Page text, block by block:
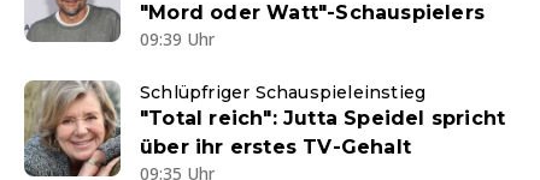
"Mord oder Watt"-Schauspielers
09:39 Uhr
Schlüpfriger Schauspieleinstieg
"Total reich": Jutta Speidel spricht
über ihr erstes TV-Gehalt
09:35 Uhr